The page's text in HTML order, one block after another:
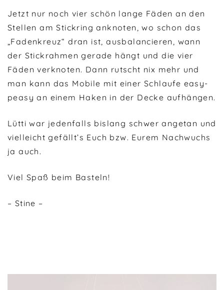
Jetzt nur noch vier schön lange Fäden an den
Stellen am Stickring anknoten, wo schon das
„Fadenkreuz“ dran ist, ausbalancieren, wann
der Stickrahmen gerade hängt und die vier
Fäden verknoten. Dann rutscht nix mehr und
man kann das Mobile mit einer Schlaufe easy-
peasy an einem Haken in der Decke aufhängen.
Lütti war jedenfalls bislang schwer angetan und
vielleicht gefällt’s Euch bzw. Eurem Nachwuchs
ja auch.
Viel Spaß beim Basteln!
– Stine –